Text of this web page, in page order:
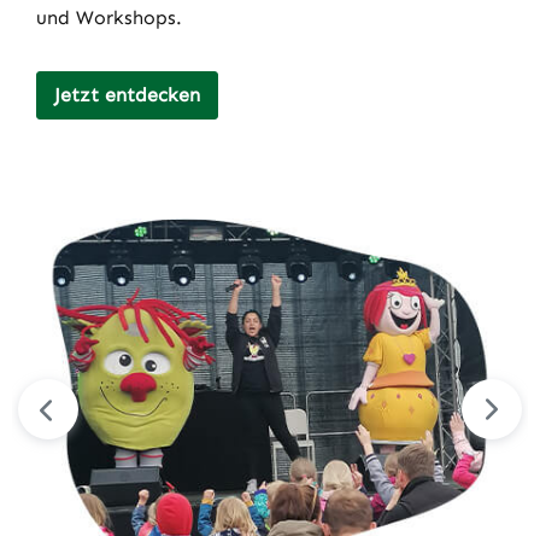
und Workshops.
Jetzt entdecken